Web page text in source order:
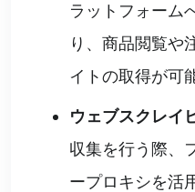
ラットフォーム
り、商品閲覧や
イトの取得が可
ウェブスクレイ
収集を行う際、
ープロキシを活